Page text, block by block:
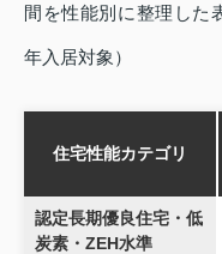
間を性能別に整理した
年入居対象）
住宅性能カテゴリ
認定長期優良住宅・低
炭素・ZEH水準